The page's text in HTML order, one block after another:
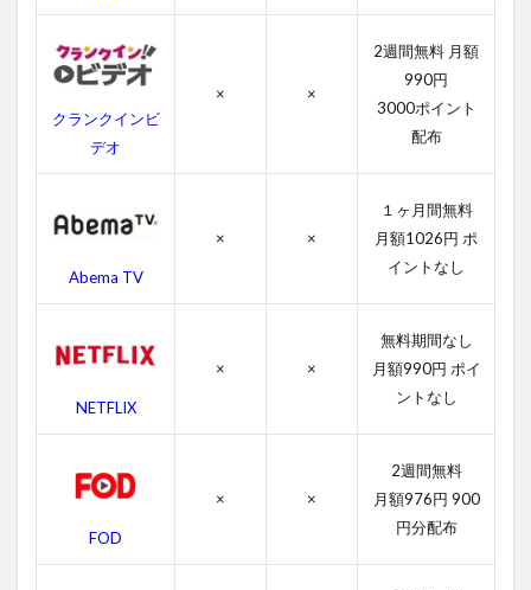
の
作
品
情
報
4.1
マー
ズの
感想
4.2
マー
ズの
ト・
声優
クランクインビ
デオ
× ×
2週間無料 月額
990円
3000ポイント
配布
Abema TV
× ×
１ヶ月間無料
月額1026円 ポ
イントなし
NETFLIX
× ×
無料期間なし
月額990円 ポイ
ントなし
FOD
× ×
2週間無料
月額976円 900
円分配布